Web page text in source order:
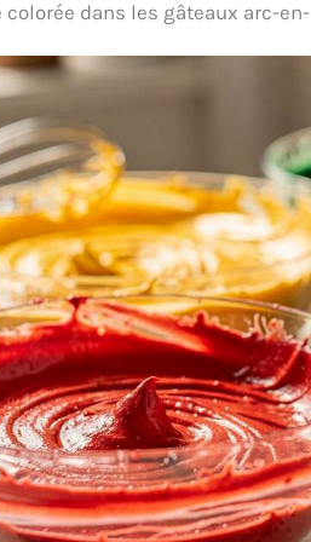
dans les gâteaux arc-